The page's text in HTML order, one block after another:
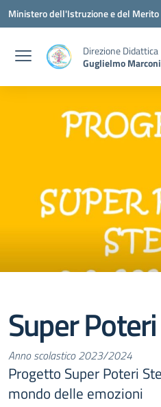
Vai ai contenuti
Vai al menu di navigazione
Vai al footer
Ministero dell'Istruzione e del Merito
Direzione Didattica
Guglielmo Marconi
Super
Anno scolastico 2023/2024
Progetto Super Poteri
mondo delle emozioni